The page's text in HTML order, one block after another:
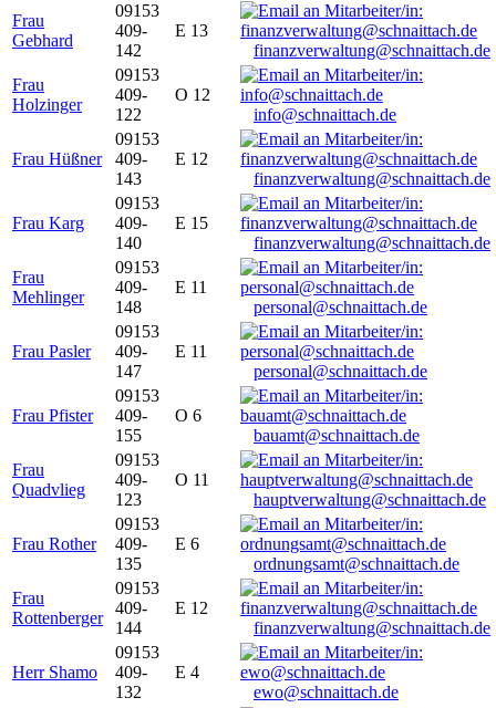
Frau
Gebhard
09153
409-
142
E 13
finanzverwaltung@schnaittach.de
Frau
Holzinger
09153
409-
122
O 12
info@schnaittach.de
Frau Hüßner
09153
409-
143
E 12
finanzverwaltung@schnaittach.de
Frau Karg
09153
409-
140
E 15
finanzverwaltung@schnaittach.de
Frau
Mehlinger
09153
409-
148
E 11
personal@schnaittach.de
Frau Pasler
09153
409-
147
E 11
personal@schnaittach.de
Frau Pfister
09153
409-
155
O 6
bauamt@schnaittach.de
Frau
Quadvlieg
09153
409-
123
O 11
hauptverwaltung@schnaittach.de
Frau Rother
09153
409-
135
E 6
ordnungsamt@schnaittach.de
Frau
Rottenberger
09153
409-
144
E 12
finanzverwaltung@schnaittach.de
Herr Shamo
09153
409-
132
E 4
ewo@schnaittach.de